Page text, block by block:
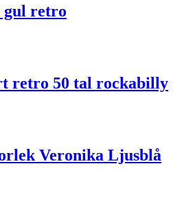
gul retro
retro 50 tal rockabilly
Veronika Ljusblå